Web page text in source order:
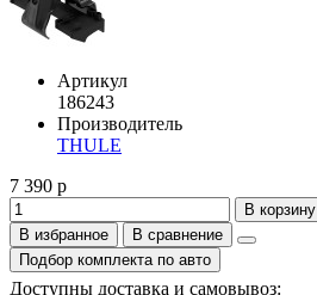
Артикул
186243
Производитель
THULE
7 390 р
В корзину
В избранное
В сравнение
Подбор комплекта по авто
Доступны доставка и самовывоз: